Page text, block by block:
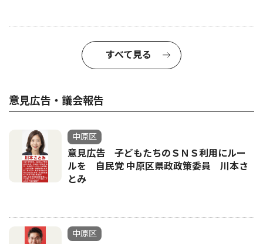
すべて見る
意見広告・議会報告
中原区
意見広告 子どもたちのＳＮＳ利用にルー
ルを 自民党 中原区県政政策委員 川本さ
とみ
中原区